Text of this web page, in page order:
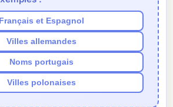
Français et Espagnol
Villes allemandes
Noms portugais
Villes polonaises